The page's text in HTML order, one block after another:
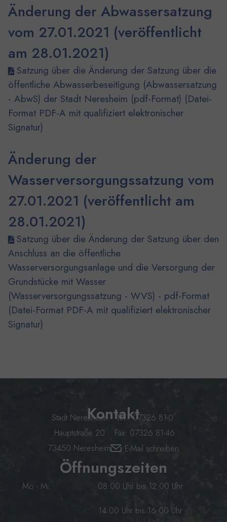
Änderung der Abwassersatzung
vom 27.01.2021 (veröffentlicht
am 28.01.2021)
Satzung über die Änderung der Satzung über die
öffentliche Abwasserbeseitigung (Abwassersatzung
- AbwS) der Stadt Neresheim (pdf-Format) (Datei-
Format PDF-A mit qualifiziert elektronischer
Signatur)
Änderung der
Wasserversorgungssatzung vom
27.01.2021 (veröffentlicht am
28.01.2021)
Satzung über die Änderung der Satzung über den
Anschluss an die öffentliche
Wasserversorgungsanlage und die Versorgung der
Grundstücke mit Wasser
(Wasserversorgungssatzung - WVS) - pdf-Format
(Datei-Format PDF-A mit qualifiziert elektronischer
Signatur)
Kontakt
Stadt Neresheim
Hauptstraße 20
73450 Neresheim
Tel.: 07326 81-0
Fax: 07326 81-46
E-Mail schreiben
Öffnungszeiten
Mo - Mi: 08:00 Uhr bis 12:00 Uhr
14:00 Uhr bis 16:00 Uhr